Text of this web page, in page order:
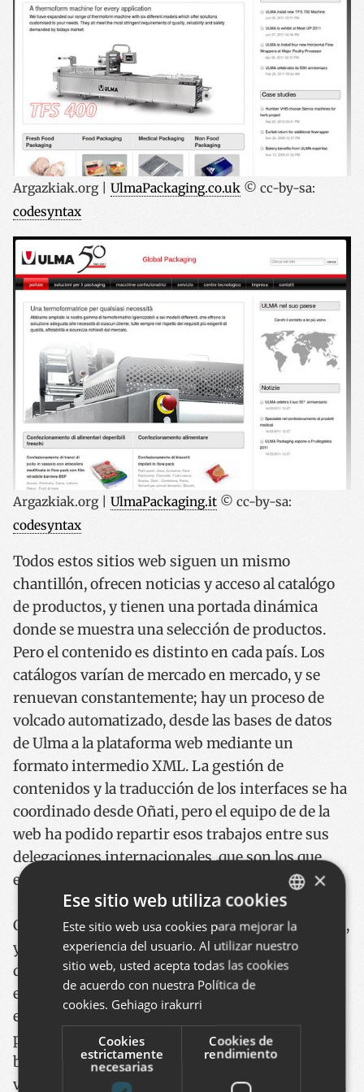
Argazkiak.org | UlmaPackaging.co.uk © cc-by-sa:
codesyntax
Argazkiak.org | UlmaPackaging.it © cc-by-sa:
codesyntax
Todos estos sitios web siguen un mismo
chantillón, ofrecen noticias y acceso al catalógo
de productos, y tienen una portada dinámica
donde se muestra una selección de productos.
Pero el contenido es distinto en cada país. Los
catálogos varían de mercado en mercado, y se
renuevan constantemente; hay un proceso de
volcado automatizado, desde las bases de datos
de Ulma a la plataforma web mediante un
formato intermedio XML. La gestión de
contenidos y la traducción de los interfaces se ha
coordinado desde Oñati, pero el equipo de de la
web ha podido repartir esos trabajos entre sus
delegaciones internacionales, que son los que
escriben las noticias, por ejemplo.
CodeSyntax no gestiona el contenido de las webs,
y en cuanto a formación, la impartió en Oñati,
desde donde han podido difundir esa práctica
entre sus delegaciones. Nosotros nos
encargamos de las actualizaciones de la
plataforma, atendemos a que el hosting funcione
bien, y asistimos en la creación de nuevas
versiones nacionales sólo hasta su inauguración.
BASQUE
SPANISH
×
Ese sitio web utiliza cookies
Este sitio web usa cookies para mejorar la
experiencia del usuario. Al utilizar nuestro
sitio web, usted acepta todas las cookies
de acuerdo con nuestra Política de
cookies. Gehiago irakurri
Cookies
estrictamente
necesarias
Cookies de
rendimiento